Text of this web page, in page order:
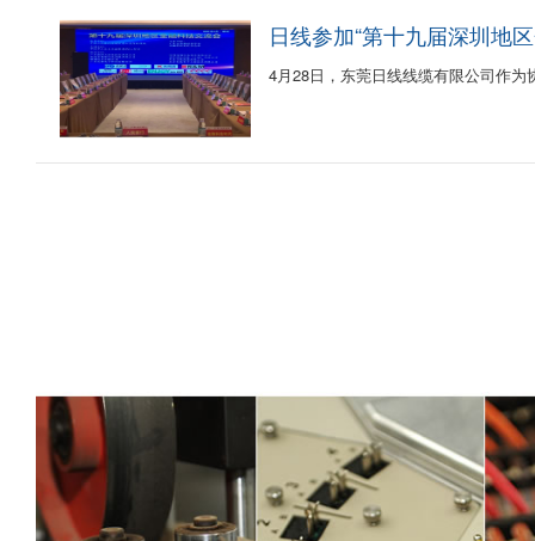
日线参加“第十九届深圳地
4月28日，东莞日线线缆有限公司作为